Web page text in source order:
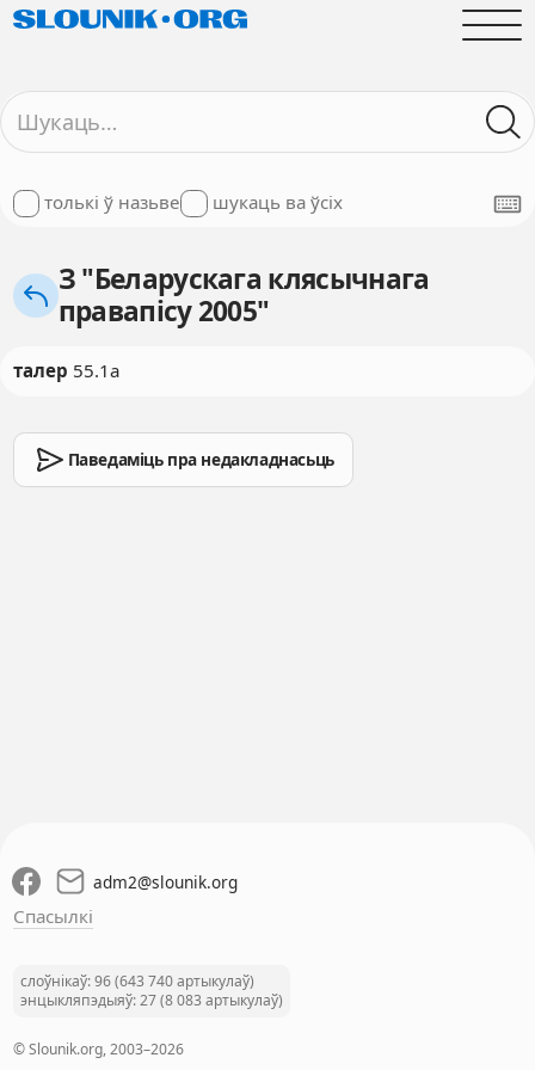
толькі ў назьве шукаць ва ўсіх
З "Беларускага клясычнага
правапісу 2005"
талер 55.1а
Паведаміць пра недакладнасьць
adm2@slounik.org
Спасылкі
слоўнікаў: 96 (643 740 артыкулаў)
энцыкляпэдыяў: 27 (8 083 артыкулаў)
© Slounik.org, 2003–2026